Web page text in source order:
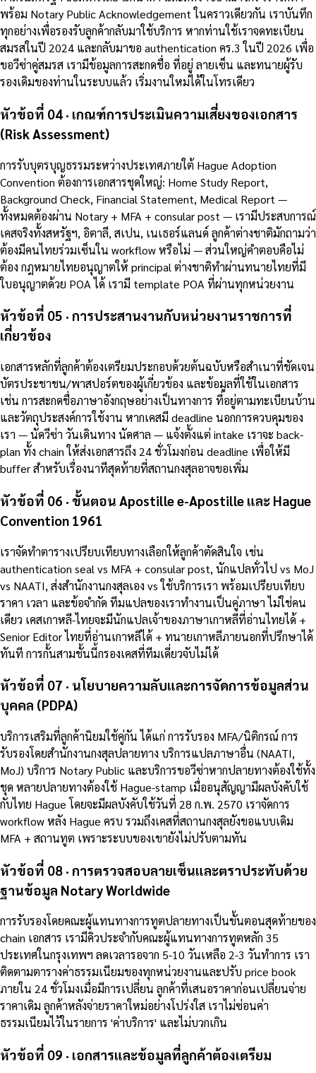
พร้อม Notary Public Acknowledgement ในคราวเดียวกัน เราบันทึก
ทุกอย่างเพื่อรองรับลูกค้ากลับมาใช้บริการ หากท่านใช้เราจดทะเบียน
สมรสในปี 2024 และกลับมาขอ authentication คร.3 ในปี 2026 เพื่อ
ขอวีซ่าคู่สมรส เรามีข้อมูลการสะกดชื่อ ที่อยู่ ลายเซ็น และทนายผู้รับ
รองเดิมของท่านในระบบแล้ว เริ่มงานใหม่ได้ในโทรเดียว
หัวข้อที่ 04 · เกณฑ์การประเมินความเสี่ยงของเอกสาร
(Risk Assessment)
การรับบุตรบุญธรรมระหว่างประเทศภายใต้ Hague Adoption
Convention ต้องการเอกสารชุดใหญ่: Home Study Report,
Background Check, Financial Statement, Medical Report —
ทั้งหมดต้องผ่าน Notary + MFA + consular post — เรามีประสบการณ์
เคสจริงทั้งสหรัฐฯ, อิตาลี, สเปน, เนเธอร์แลนด์ ลูกค้าต่างชาติมักถามว่า
ต้องมีคนไทยร่วมเซ็นใน workflow หรือไม่ — ส่วนใหญ่คำตอบคือไม่
ต้อง กฎหมายไทยอนุญาตให้ principal ต่างชาติทำผ่านทนายไทยที่มี
ใบอนุญาตด้วย POA ได้ เรามี template POA ที่ผ่านทุกหน่วยงาน
หัวข้อที่ 05 · การประสานงานกับหน่วยงานราชการที่
เกี่ยวข้อง
เอกสารหลักที่ลูกค้าต้องเตรียมประกอบด้วยต้นฉบับหรือสำเนาที่ชัดเจน
บัตรประชาชน/พาสปอร์ตของผู้เกี่ยวข้อง และข้อมูลที่ใช้ในเอกสาร
เช่น การสะกดชื่อภาษาอังกฤษอย่างเป็นทางการ ที่อยู่ตามทะเบียนบ้าน
และวัตถุประสงค์การใช้งาน หากเคสมี deadline นอกการควบคุมของ
เรา — นัดวีซ่า วันเดินทาง นัดศาล — แจ้งตั้งแต่ intake เราจะ back-
plan ทั้ง chain ให้ส่งเอกสารถึง 24 ชั่วโมงก่อน deadline เพื่อให้มี
buffer สำหรับเรื่องนาทีสุดท้ายที่สถานกงสุลอาจขอเพิ่ม
หัวข้อที่ 06 · ขั้นตอน Apostille e-Apostille และ Hague
Convention 1961
เราจัดทำตารางเปรียบเทียบทางเลือกให้ลูกค้าตัดสินใจ เช่น
authentication seal vs MFA + consular post, นักแปลทั่วไป vs MoJ
vs NAATI, ส่งสำนักงานกงสุลเอง vs ใช้บริการเรา พร้อมเปรียบเทียบ
ราคา เวลา และข้อจำกัด ทีมแปลของเราทำงานเป็นคู่ภาษา ไม่ใช่คน
เดียว เคสเกาหลี-ไทยจะมีนักแปลเจ้าของภาษาเกาหลีที่อ่านไทยได้ +
Senior Editor ไทยที่อ่านเกาหลีได้ + ทนายเกาหลีภายนอกที่ปรึกษาได้
ทันที การกั้นสามชั้นนี้กรองเคสที่ทีมเดี่ยวจับไม่ได้
หัวข้อที่ 07 · นโยบายความลับและการจัดการข้อมูลส่วน
บุคคล (PDPA)
บริการเสริมที่ลูกค้านิยมใช้คู่กัน ได้แก่ การรับรอง MFA/นิติกรณ์ การ
รับรองโดยสำนักงานกงสุลปลายทาง บริการแปลภาษาอื่น (NAATI,
MoJ) บริการ Notary Public และบริการขอวีซ่าหากปลายทางต้องใช้ทั้ง
ชุด หลายปลายทางต้องใช้ Hague-stamp เมื่ออนุสัญญามีผลบังคับใช้
กับไทย Hague โดยจะมีผลบังคับใช้วันที่ 28 ก.พ. 2570 เราจัดการ
workflow หลัง Hague ครบ รวมถึงเคสที่สถานกงสุลยังขอแบบเดิม
MFA + สถานทูต เพราะระบบของเขายังไม่ปรับตามทัน
หัวข้อที่ 08 · การตรวจสอบลายเซ็นและตราประทับด้วย
ฐานข้อมูล Notary Worldwide
การรับรองโดยคณะผู้แทนทางการทูตปลายทางเป็นขั้นตอนสุดท้ายของ
chain เอกสาร เรามีคิวประจำกับคณะผู้แทนทางการทูตหลัก 35
ประเทศในกรุงเทพฯ ลดเวลารอจาก 5-10 วันเหลือ 2-3 วันทำการ เรา
ติดตามตารางค่าธรรมเนียมของทุกหน่วยงานและปรับ price book
ภายใน 24 ชั่วโมงเมื่อมีการเปลี่ยน ลูกค้าที่เสนอราคาก่อนเปลี่ยนจ่าย
ราคาเดิม ลูกค้าหลังจ่ายราคาใหม่อย่างโปร่งใส เราไม่ซ่อนค่า
ธรรมเนียมไว้ในรายการ 'ค่าบริการ' และไม่บวกเกิน
หัวข้อที่ 09 · เอกสารและข้อมูลที่ลูกค้าต้องเตรียม